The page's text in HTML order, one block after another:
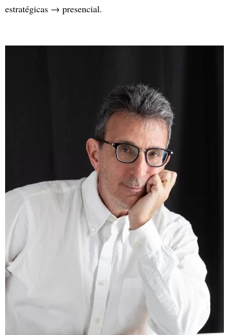
estratégicas → presencial.